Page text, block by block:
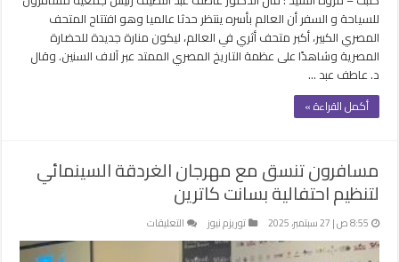
مغلقة
للسياحة و السفر أن العالم بأسره ينتظر حدثا عالميا وهو افتتاح المتحف
المصري الكبير، أكبر متحف أثري في العالم، ليكون منارة جديدة للحضارة
المصرية وشاهدًا على عظمة التاريخ المصري الممتد عبر آلاف السنين. وقال
د. عاطف عبد …
أكمل القراءة »
مسافرون تنسق مع مهرجان الغردقة السينمائي
لتنظيم احتفالية بسانت كاترين
8:55 ص | 27 سبتمبر، 2025 توريزم نيوز التعليقات
مسافرون